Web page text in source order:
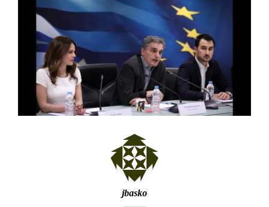
jbasko